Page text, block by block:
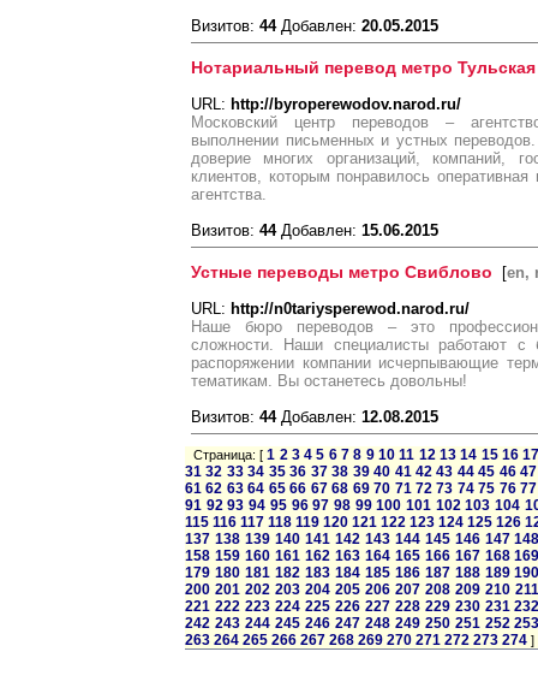
Визитов: 44Добавлен: 20.05.2015
Нотариальный перевод метро Тульская
URL: http://byroperewodov.narod.ru/
Московский центр переводов –
выполнении письменных и устных
доверие многих организаций, компаний,
клиентов, которым понравилось оперативная
агентства.
Визитов: 44Добавлен: 15.06.2015
Устные переводы метро Свиблово [en,
URL: http://n0tariysperewod.narod.ru/
Наше бюро переводов – это
сложности. Наши специалисты работают
распоряжении компании исчерпывающие
тематикам. Вы останетесь довольны!
Визитов: 44Добавлен: 12.08.2015
Страница: [1 2 3 4 5 6 7 8 9 10 11 12 13 14 15 16
31 32 33 34 35 36 37 38 39 40 41 42 43 44 45 46 47
61 62 63 64 65 66 67 68 69 70 71 72 73 74 75 76 77
91 92 93 94 95 96 97 98 99 100 101 102 103 104
115 116 117 118 119 120 121 122 123 124 125 126
137 138 139 140 141 142 143 144 145 146 147
158 159 160 161 162 163 164 165 166 167 168
179 180 181 182 183 184 185 186 187 188 189
200 201 202 203 204 205 206 207 208 209 210 211
221 222 223 224 225 226 227 228 229 230 231
242 243 244 245 246 247 248 249 250 251 252
263 264 265 266 267 268 269 270 271 272 273 274 ]